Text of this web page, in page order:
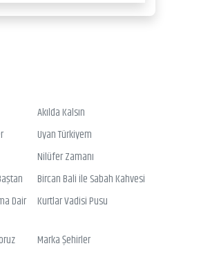
Akılda Kalsın
Uyan Türkiyem
Nilüfer Zamanı
Bircan Bali ile Sabah Kahvesi
Dair Kurtlar Vadisi Pusu
Marka Şehirler